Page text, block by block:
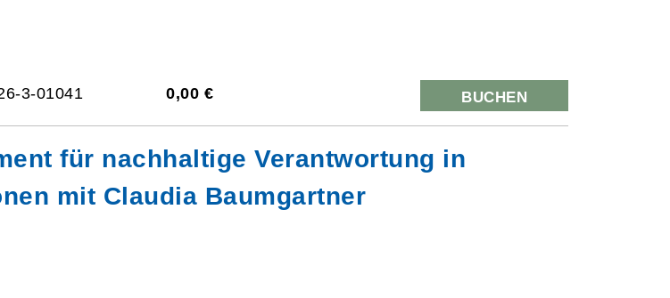
3-01041 0,00 € BUCHEN
für nachhaltige Verantwortung in
mit Claudia Baumgartner